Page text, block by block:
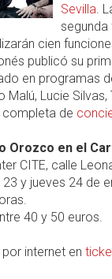
Sevilla.
segunda
cien
publicó su
en programas
Lucie Silvas,
completa de
Orozco en el
CITE, calle
y jueves 24 de
40 y 50 euros.
internet en